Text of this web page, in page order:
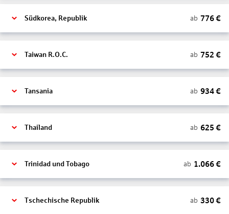
Südkorea, Republik ab 776€
Taiwan R.O.C. ab 752 €
Tansania ab 934€
Thailand ab 625 €
Trinidad und Tobago ab 1.066€
Tschechische Republik ab 330€